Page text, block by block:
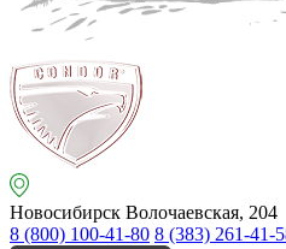
Новосибирск Волочаевская, 204
8 (800) 100-41-80 8 (383) 261-41-